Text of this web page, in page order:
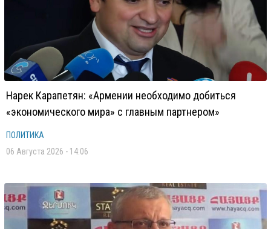
Нарек Карапетян: «Армении необходимо добиться
«экономического мира» с главным партнером»
ПОЛИТИКА
06 Августа 2026 - 14:06